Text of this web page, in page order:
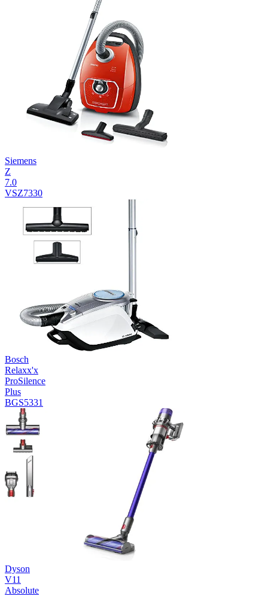
Siemens
Z
7.0
VSZ7330
Bosch
Relaxx'x
ProSilence
Plus
BGS5331
Dyson
V11
Absolute